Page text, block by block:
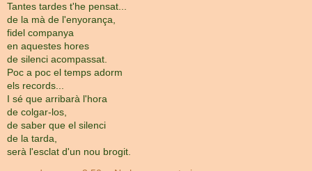
Tantes tardes t'he pensat...
de la mà de l'enyorança,
fidel companya
en aquestes hores
de silenci acompassat.
Poc a poc el temps adorm
els records...
I sé que arribarà l'hora
de colgar-los,
de saber que el silenci
de la tarda,
serà l'esclat d'un nou brogit.